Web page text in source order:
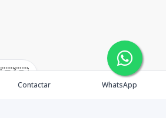
🇫🇷
Contactar WhatsApp